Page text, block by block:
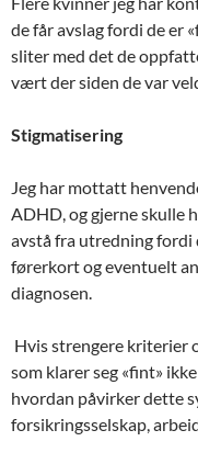
de får avslag fordi de er
sliter med det de
vært der siden de var
Stigmatisering
Jeg har mottatt
ADHD, og gjerne skulle
avstå fra utredning
førerkort og eventuelt
diagnosen.
Hvis strengere kriterier
som klarer seg «fint»
hvordan påvirker dette
forsikringsselskap,